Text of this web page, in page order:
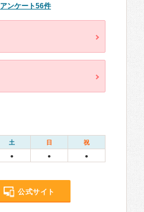
アンケート56件
土 日 祝
● ● ●
公式サイト